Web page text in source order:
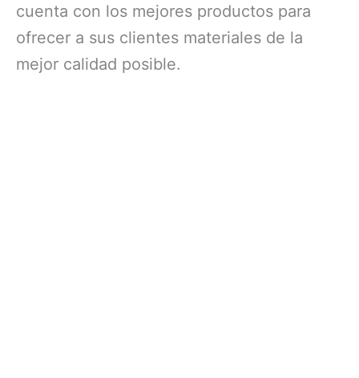
cuenta con los mejores productos para
ofrecer a sus clientes materiales de la
mejor calidad posible.